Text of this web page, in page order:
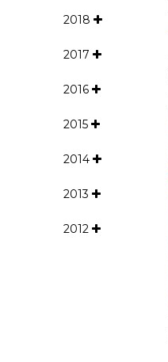
2018
2017
2016
2015
2014
2013
2012